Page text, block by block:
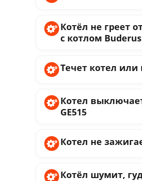
Котёл не греет
с котлом Buderus
Течет котел или
Котел
GE515
Котел не
Котёл шумит,